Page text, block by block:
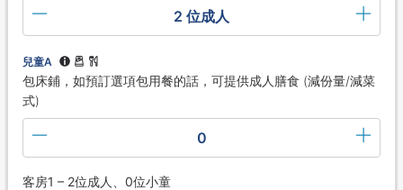
2 位成人
兒童A
包床鋪，如預訂選項包用餐的話，可提供成人膳食 (減份量/減菜
式)
0
客房1 – 2位成人、0位小童